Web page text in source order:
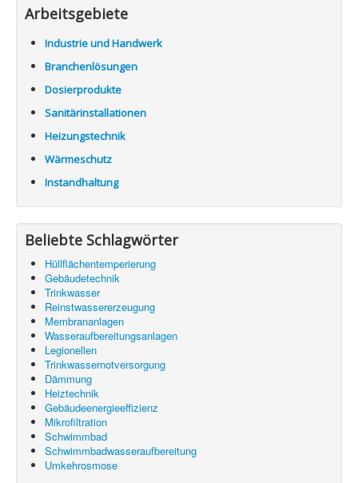
Arbeitsgebiete
Industrie und Handwerk
Branchenlösungen
Dosierprodukte
Sanitärinstallationen
Heizungstechnik
Wärmeschutz
Instandhaltung
Beliebte Schlagwörter
Hüllflächentemperierung
Gebäudetechnik
Trinkwasser
Reinstwassererzeugung
Membrananlagen
Wasseraufbereitungsanlagen
Legionellen
Trinkwassernotversorgung
Dämmung
Heiztechnik
Gebäudeenergieeffizienz
Mikrofiltration
Schwimmbad
Schwimmbadwasseraufbereitung
Umkehrosmose